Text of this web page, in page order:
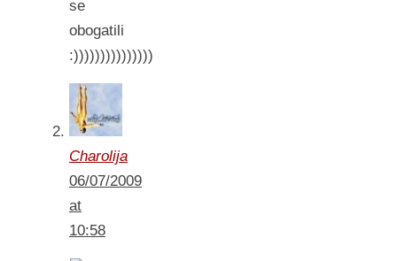
se
obogatili
:)))))))))))))))
Charolija
06/07/2009
at
10:58